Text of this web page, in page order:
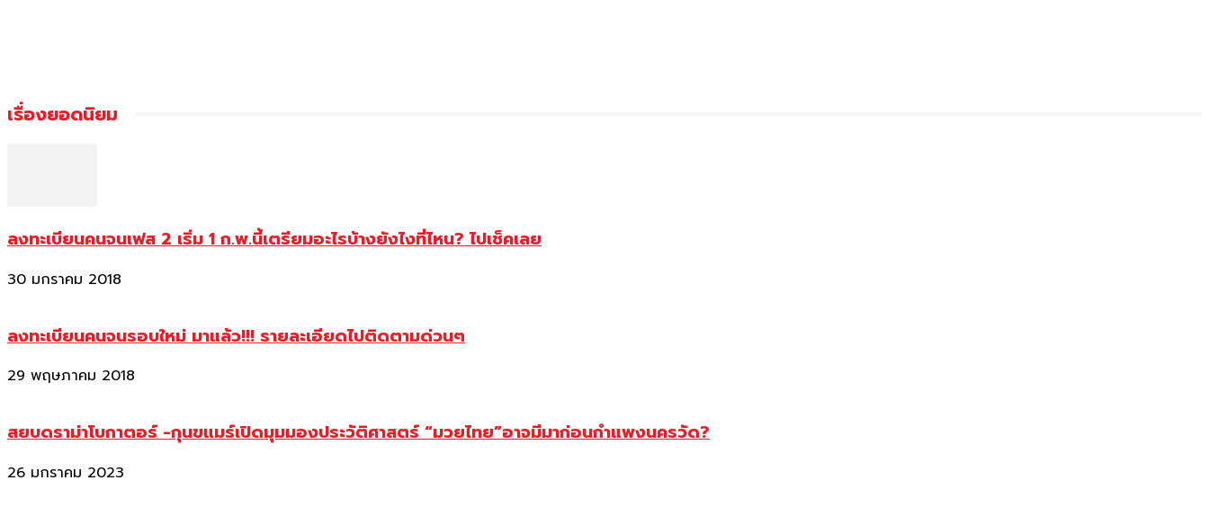
เรื่องยอดนิยม
ลงทะเบียนคนจนเฟส 2 เริ่ม 1 ก.พ.นี้เตรียมอะไรบ้างยังไงที่ไหน? ไปเช็คเลย
30 มกราคม 2018
ลงทะเบียนคนจนรอบใหม่ มาแล้ว!!! รายละเอียดไปติดตามด่วนๆ
29 พฤษภาคม 2018
สยบดราม่าโบกาตอร์ -กุนขแมร์เปิดมุมมองประวัติศาสตร์ “มวยไทย”อาจมีมาก่อนกำแพงนครวัด?
26 มกราคม 2023